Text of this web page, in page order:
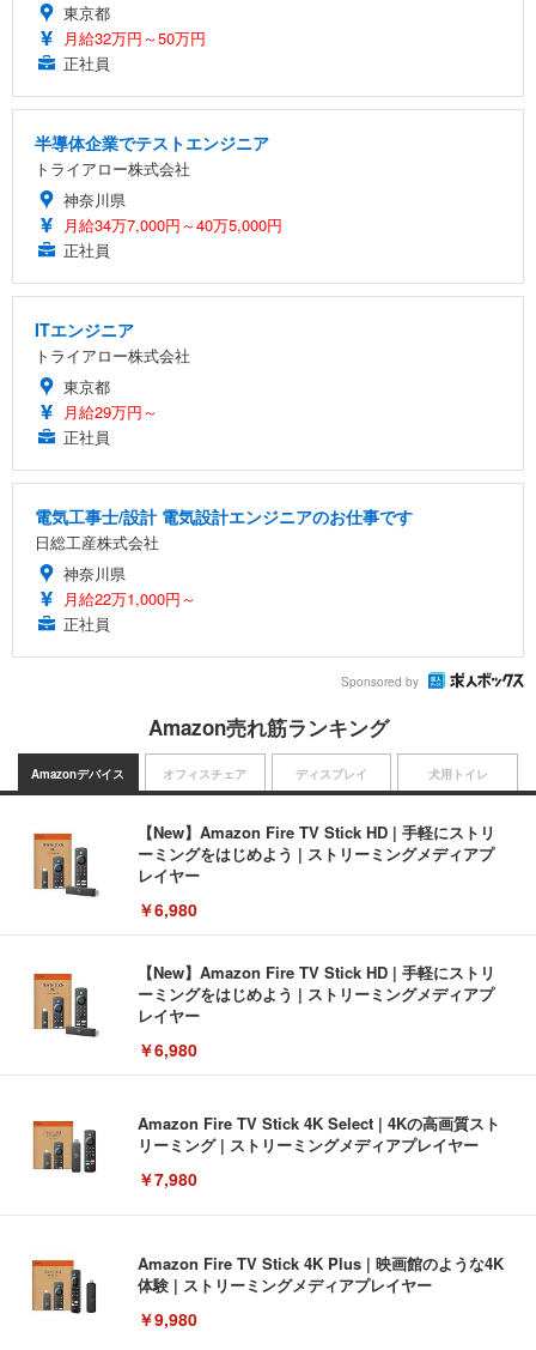
東京都
月給32万円～50万円
正社員
半導体企業でテストエンジニア
トライアロー株式会社
神奈川県
月給34万7,000円～40万5,000円
正社員
ITエンジニア
トライアロー株式会社
東京都
月給29万円～
正社員
電気工事士/設計 電気設計エンジニアのお仕事です
日総工産株式会社
神奈川県
月給22万1,000円～
正社員
Sponsored by
Amazon売れ筋ランキング
Amazonデバイス
【New】Amazon Fire TV Stick HD | 手軽にストリ
ーミングをはじめよう | ストリーミングメディアプ
レイヤー
￥6,980
【New】Amazon Fire TV Stick HD | 手軽にストリ
ーミングをはじめよう | ストリーミングメディアプ
レイヤー
￥6,980
Amazon Fire TV Stick 4K Select | 4Kの高画質スト
リーミング | ストリーミングメディアプレイヤー
￥7,980
Amazon Fire TV Stick 4K Plus | 映画館のような4K
体験 | ストリーミングメディアプレイヤー
￥9,980
オフィスチェア ディスプレイ 犬用トイレ